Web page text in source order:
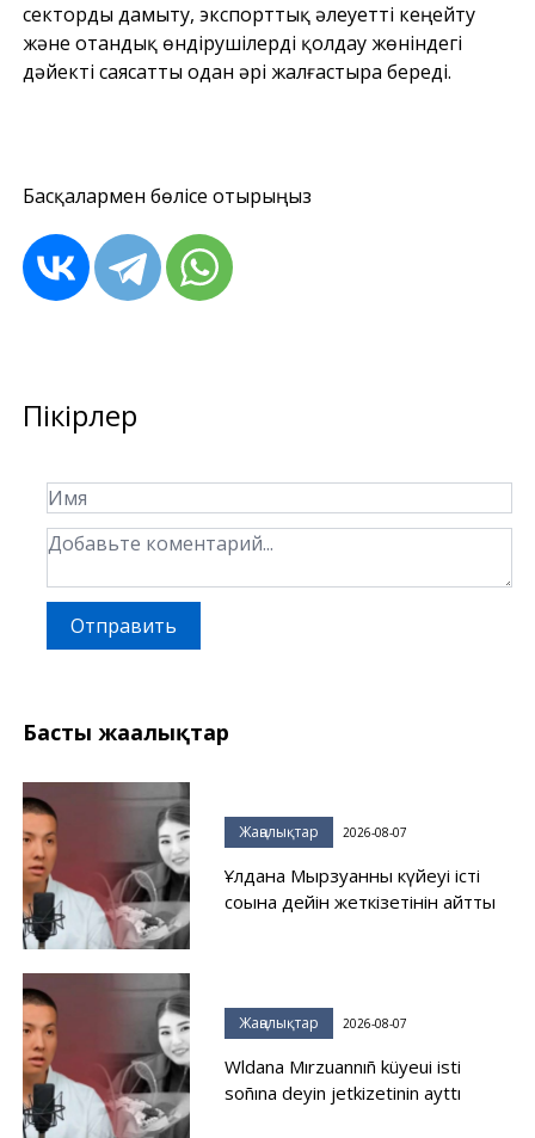
секторды дамыту, экспорттық әлеуетті кеңейту
және отандық өндірушілерді қолдау жөніндегі
дәйекті саясатты одан әрі жалғастыра береді.
Басқалармен бөлісе отырыңыз
Пікірлер
Отправить
Басты жаңалықтар
Жаңалықтар 2026-08-07
Ұлдана Мырзуанның күйеуі істі
соңына дейін жеткізетінін айтты
Жаңалықтар 2026-08-07
Wldana Mırzuannıñ küyeui isti
soñına deyin jetkizetinin ayttı